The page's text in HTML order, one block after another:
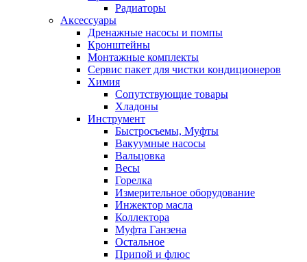
Радиаторы
Аксессуары
Дренажные насосы и помпы
Кронштейны
Монтажные комплекты
Сервис пакет для чистки кондиционеров
Химия
Сопутствующие товары
Хладоны
Инструмент
Быстросъемы, Муфты
Вакуумные насосы
Вальцовка
Весы
Горелка
Измерительное оборудование
Инжектор масла
Коллектора
Муфта Ганзена
Остальное
Припой и флюс